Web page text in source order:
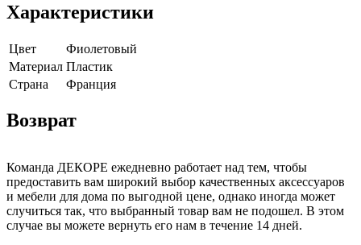
Характеристики
Цвет
Фиолетовый
Материал Пластик
Страна
Франция
Возврат
Команда ДЕКОРЕ ежедневно работает над тем, чтобы
предоставить вам широкий выбор качественных аксессуаров
и мебели для дома по выгодной цене, однако иногда может
случиться так, что выбранный товар вам не подошел. В этом
случае вы можете вернуть его нам в течение 14 дней.